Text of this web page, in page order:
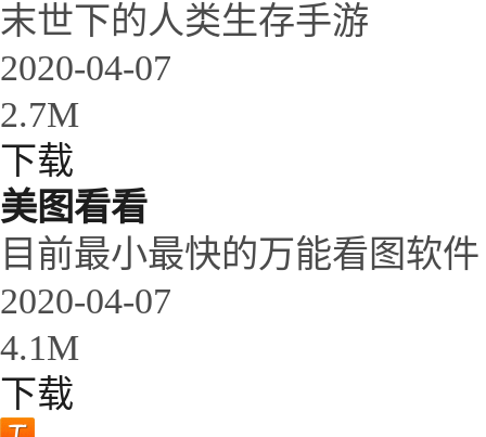
末世下的人类生存手游
2020-04-07
2.7M
下载
美图看看
目前最小最快的万能看图软件
2020-04-07
4.1M
下载